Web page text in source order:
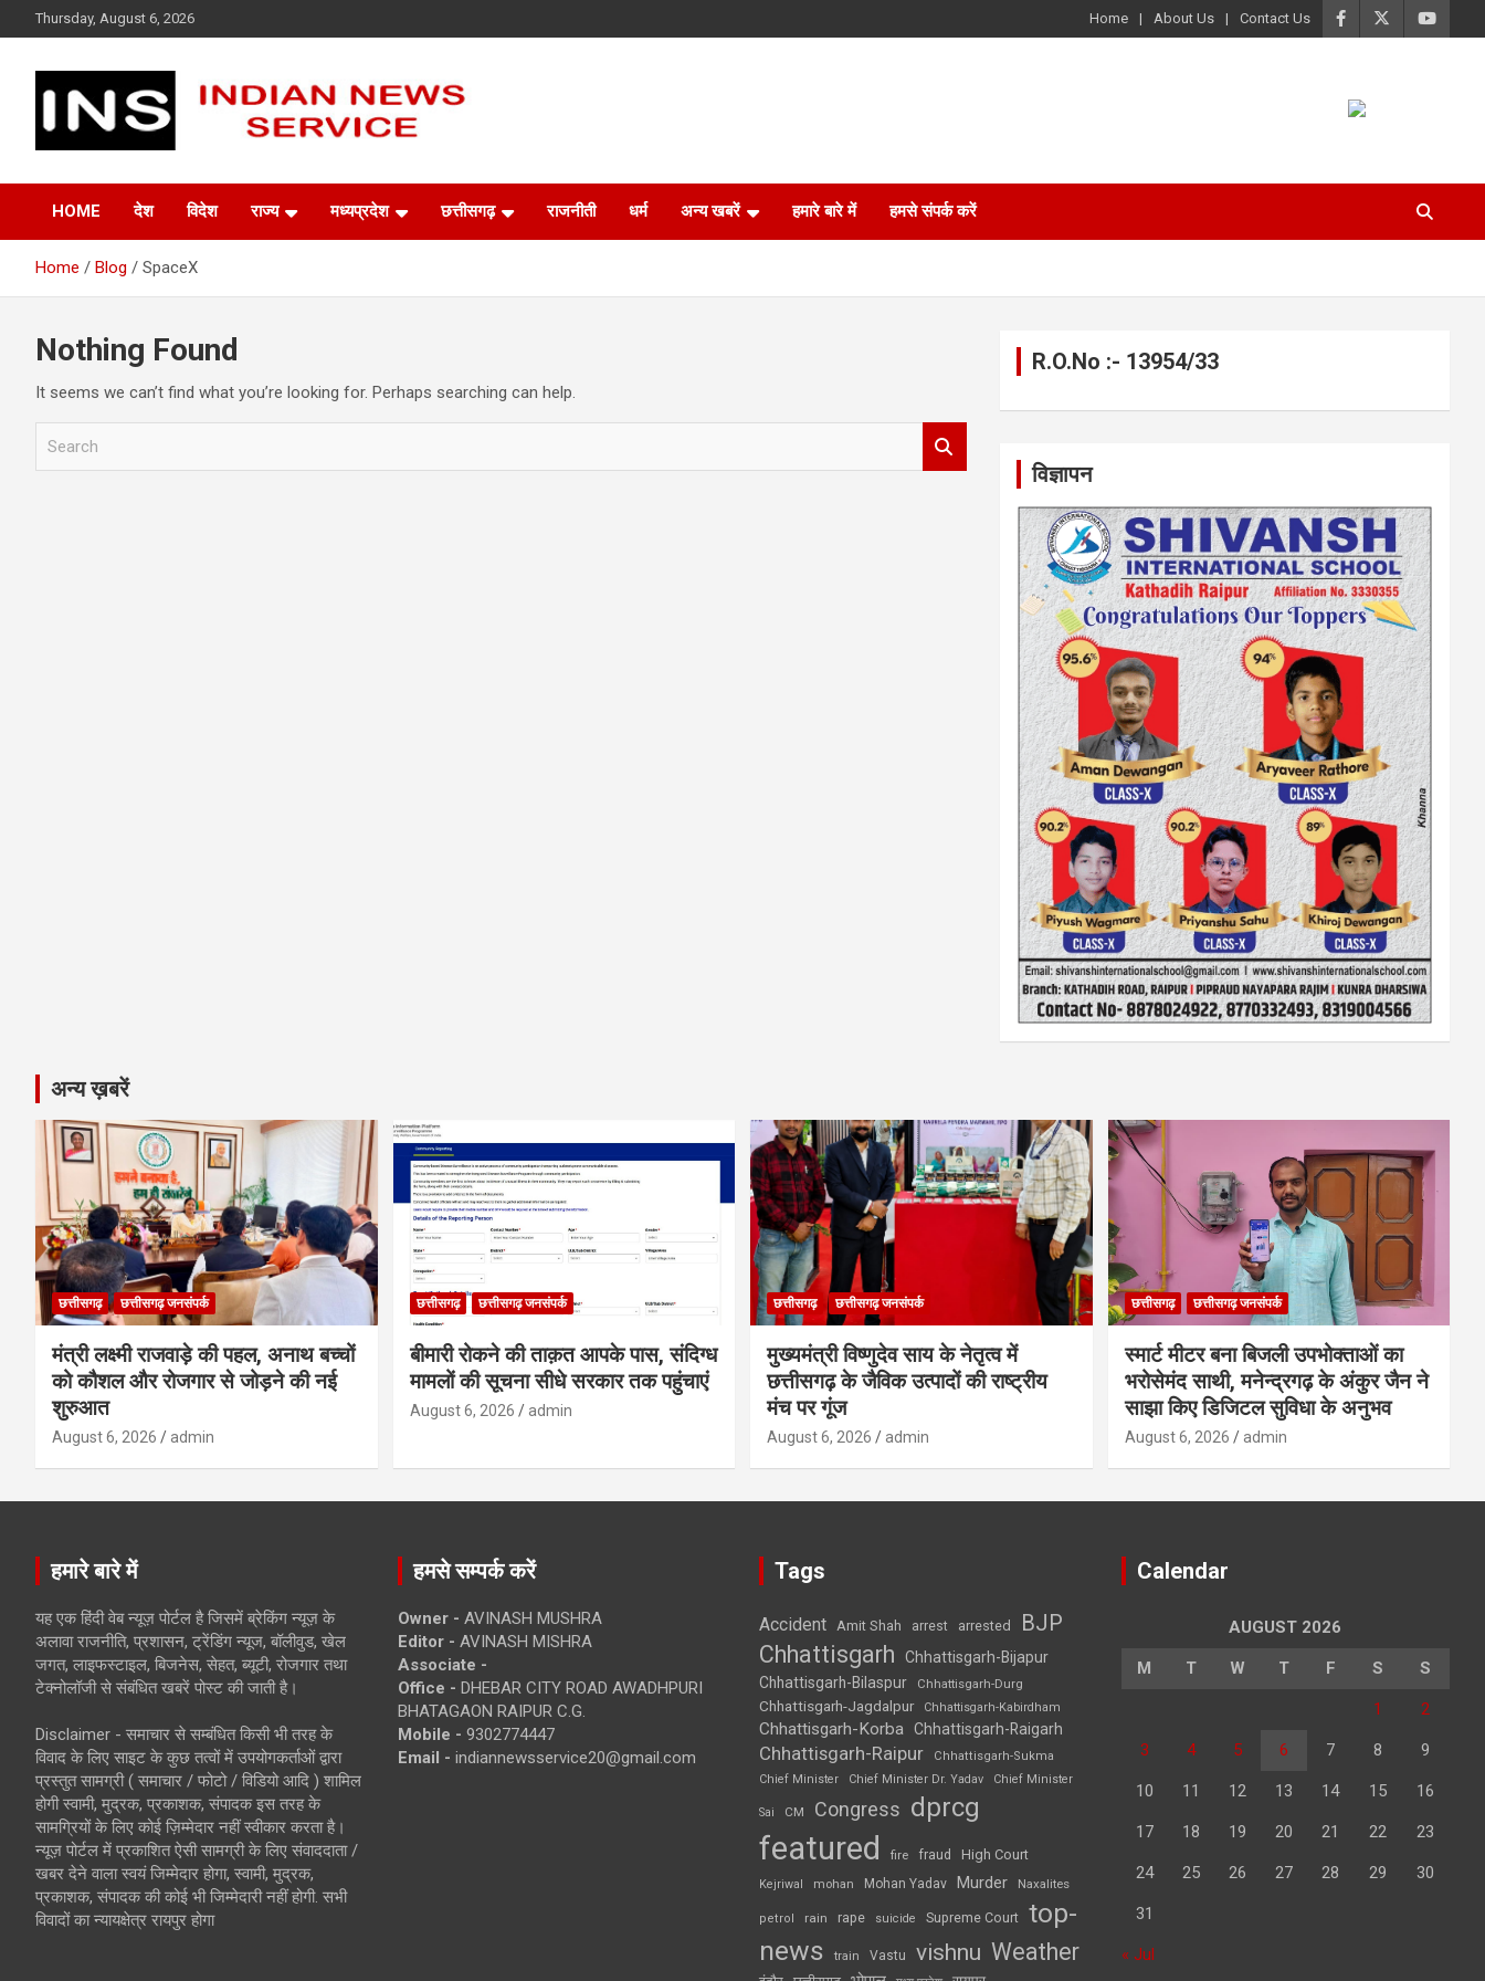
to
Thursday, August 6, 2026 Home About Us Contact Us
Indian News Service
HOME देश विदेश राज्य मध्यप्रदेश छत्तीसगढ़ राजनीती धर्म अन्य खबरें हमारे बारे में हमसे संपर्क करें
Home Blog SpaceX
Nothing Found
It seems we can’t find what you’re looking for. Perhaps searching can help.
R.O.No :- 13954/33
विज्ञापन
अन्य ख़बरें
छत्तीसगढ़ छत्तीसगढ़ जनसंपर्क
मंत्री लक्ष्मी राजवाड़े की पहल, अनाथ बच्चों
को कौशल और रोजगार से जोड़ने की नई
शुरुआत
August 6, 2026 admin
छत्तीसगढ़ छत्तीसगढ़ जनसंपर्क
बीमारी रोकने की ताक़त आपके पास, संदिग्ध
मामलों की सूचना सीधे सरकार तक पहुंचाएं
August 6, 2026 admin
छत्तीसगढ़ छत्तीसगढ़ जनसंपर्क
मुख्यमंत्री विष्णुदेव साय के नेतृत्व में
छत्तीसगढ़ के जैविक उत्पादों की राष्ट्रीय
मंच पर गूंज
August 6, 2026 admin
छत्तीसगढ़ छत्तीसगढ़ जनसंपर्क
स्मार्ट मीटर बना बिजली उपभोक्ताओं का
भरोसेमंद साथी, मनेन्द्रगढ़ के अंकुर जैन ने
साझा किए डिजिटल सुविधा के अनुभव
August 6, 2026 admin
हमारे बारे में
यह एक हिंदी वेब न्यूज़ पोर्टल है जिसमें ब्रेकिंग न्यूज़ के
अलावा राजनीति, प्रशासन, ट्रेंडिंग न्यूज, बॉलीवुड, खेल
जगत, लाइफस्टाइल, बिजनेस, सेहत, ब्यूटी, रोजगार तथा
टेक्नोलॉजी से संबंधित खबरें पोस्ट की जाती है।
Disclaimer - समाचार से सम्बंधित किसी भी तरह के
विवाद के लिए साइट के कुछ तत्वों में उपयोगकर्ताओं द्वारा
प्रस्तुत सामग्री ( समाचार / फोटो / विडियो आदि ) शामिल
होगी स्वामी, मुद्रक, प्रकाशक, संपादक इस तरह के
सामग्रियों के लिए कोई ज़िम्मेदार नहीं स्वीकार करता है।
न्यूज़ पोर्टल में प्रकाशित ऐसी सामग्री के लिए संवाददाता /
खबर देने वाला स्वयं जिम्मेदार होगा, स्वामी, मुद्रक,
प्रकाशक, संपादक की कोई भी जिम्मेदारी नहीं होगी. सभी
विवादों का न्यायक्षेत्र रायपुर होगा
हमसे सम्पर्क करें
Owner - AVINASH MUSHRA
Editor - AVINASH MISHRA
Associate -
Office - DHEBAR CITY ROAD AWADHPURI
BHATAGAON RAIPUR C.G.
Mobile - 9302774447
Email - indiannewsservice20@gmail.com
Tags
Accident Amit Shah arrest arrested BJP
Chhattisgarh
Chhattisgarh-Bijapur
Chhattisgarh-Bilaspur
Chhattisgarh-Durg
Chhattisgarh-Jagdalpur Chhattisgarh-Kabirdham
Chhattisgarh-Korba Chhattisgarh-Raigarh
Chhattisgarh-Raipur
Chhattisgarh-Sukma
Chief Minister
Chief Minister Dr. Yadav Chief Minister
Sai CM Congress dprcg
featured fire fraud High Court
Kejriwal mohan Mohan Yadav Murder Naxalites
petrol rain rape suicide Supreme Court top-
news
train Vastu vishnu Weather
Calendar
AUGUST 2026
M T W T F S S
1 2
3 4 5 6 7 8 9
10 11 12 13 14 15 16
17 18 19 20 21 22 23
24 25 26 27 28 29 30
31
« Jul